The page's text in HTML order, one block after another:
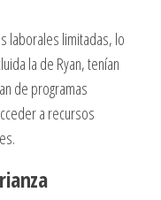
laborales limitadas, lo
la de Ryan, tenían
de programas
a recursos